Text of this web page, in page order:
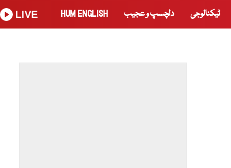
ٹیکنالوجی دلچسپ و عجیب HUM ENGLISH
LIVE